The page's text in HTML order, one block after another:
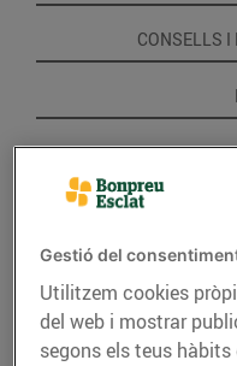
CONSELLS
Gestió del
Utilitzem cookies
del web i mostrar
segons els teus hàbits